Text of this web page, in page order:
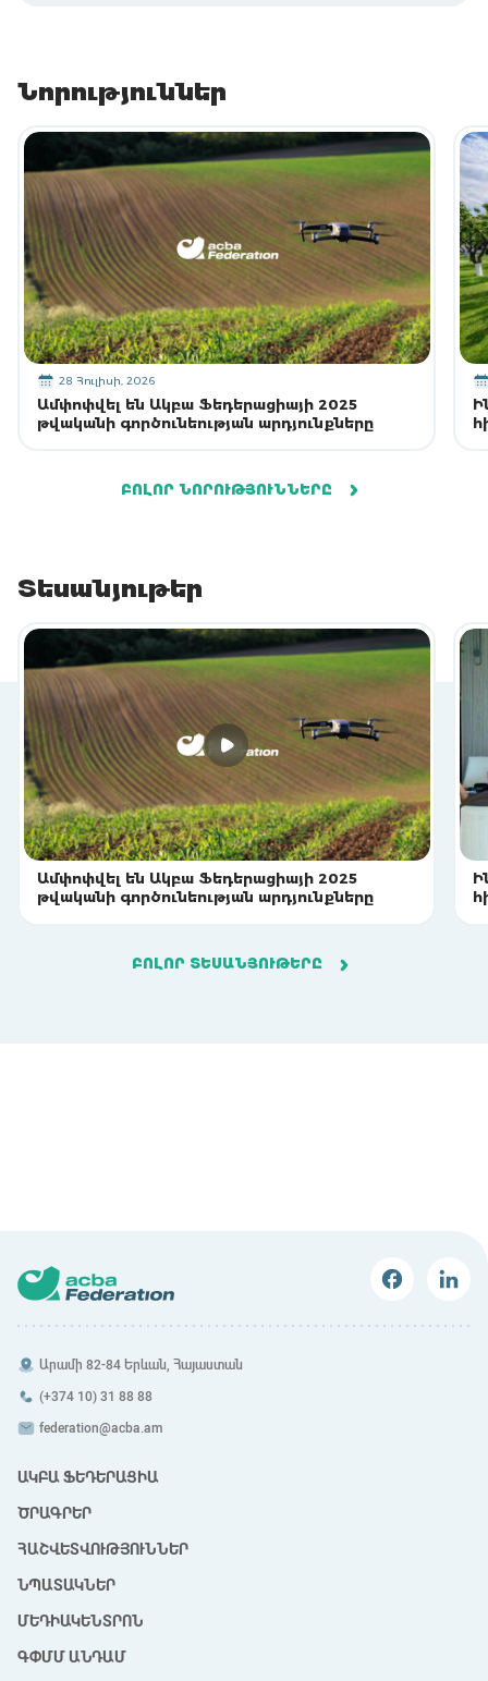
Նորություններ
28 Հուլիսի, 2026
Ամփոփվել են Ակբա Ֆեդերացիայի 2025
թվականի գործունեության արդյունքները
ԲՈԼՈՐ ՆՈՐՈՒԹՅՈՒՆՆԵՐԸ
Տեսանյութեր
Ամփոփվել են Ակբա Ֆեդերացիայի 2025
թվականի գործունեության արդյունքները
ԲՈԼՈՐ ՏԵՍԱՆՅՈՒԹԵՐԸ
Արամի 82-84 Երևան, Հայաստան
(+374 10) 31 88 88
federation@acba.am
ԱԿԲԱ ՖԵԴԵՐԱՑԻԱ
ԾՐԱԳՐԵՐ
ՀԱՇՎԵՏՎՈՒԹՅՈՒՆՆԵՐ
ՆՊԱՏԱԿՆԵՐ
ՄԵԴԻԱԿԵՆՏՐՈՆ
ԳՓՄՄ ԱՆԴԱՄ